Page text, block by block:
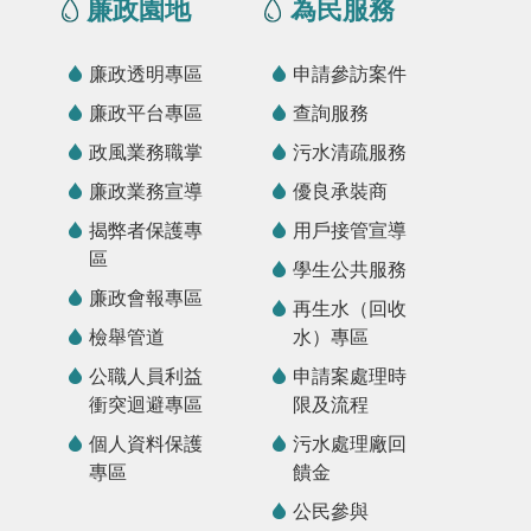
廉政園地
廉政透明專區
廉政平台專區
政風業務職掌
廉政業務宣導
揭弊者保護專
區
廉政會報專區
檢舉管道
公職人員利益
衝突迴避專區
個人資料保護
專區
為民服務
申請參訪案件
查詢服務
污水清疏服務
優良承裝商
用戶接管宣導
學生公共服務
再生水（回收
水）專區
申請案處理時
限及流程
污水處理廠回
饋金
公民參與